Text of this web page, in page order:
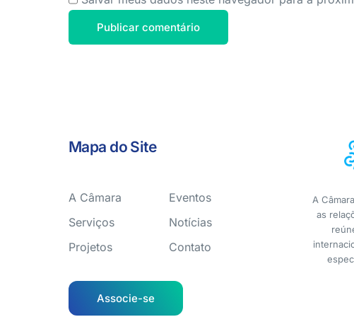
Mapa do Site
A Câmara
Serviços
Projetos
Eventos
Notícias
Contato
Associe-se
A
as